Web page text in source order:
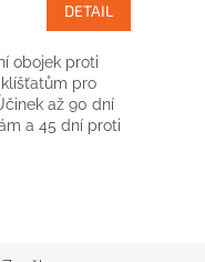
DETAIL
obojek proti
pro
až 90 dní
a 45 dní proti